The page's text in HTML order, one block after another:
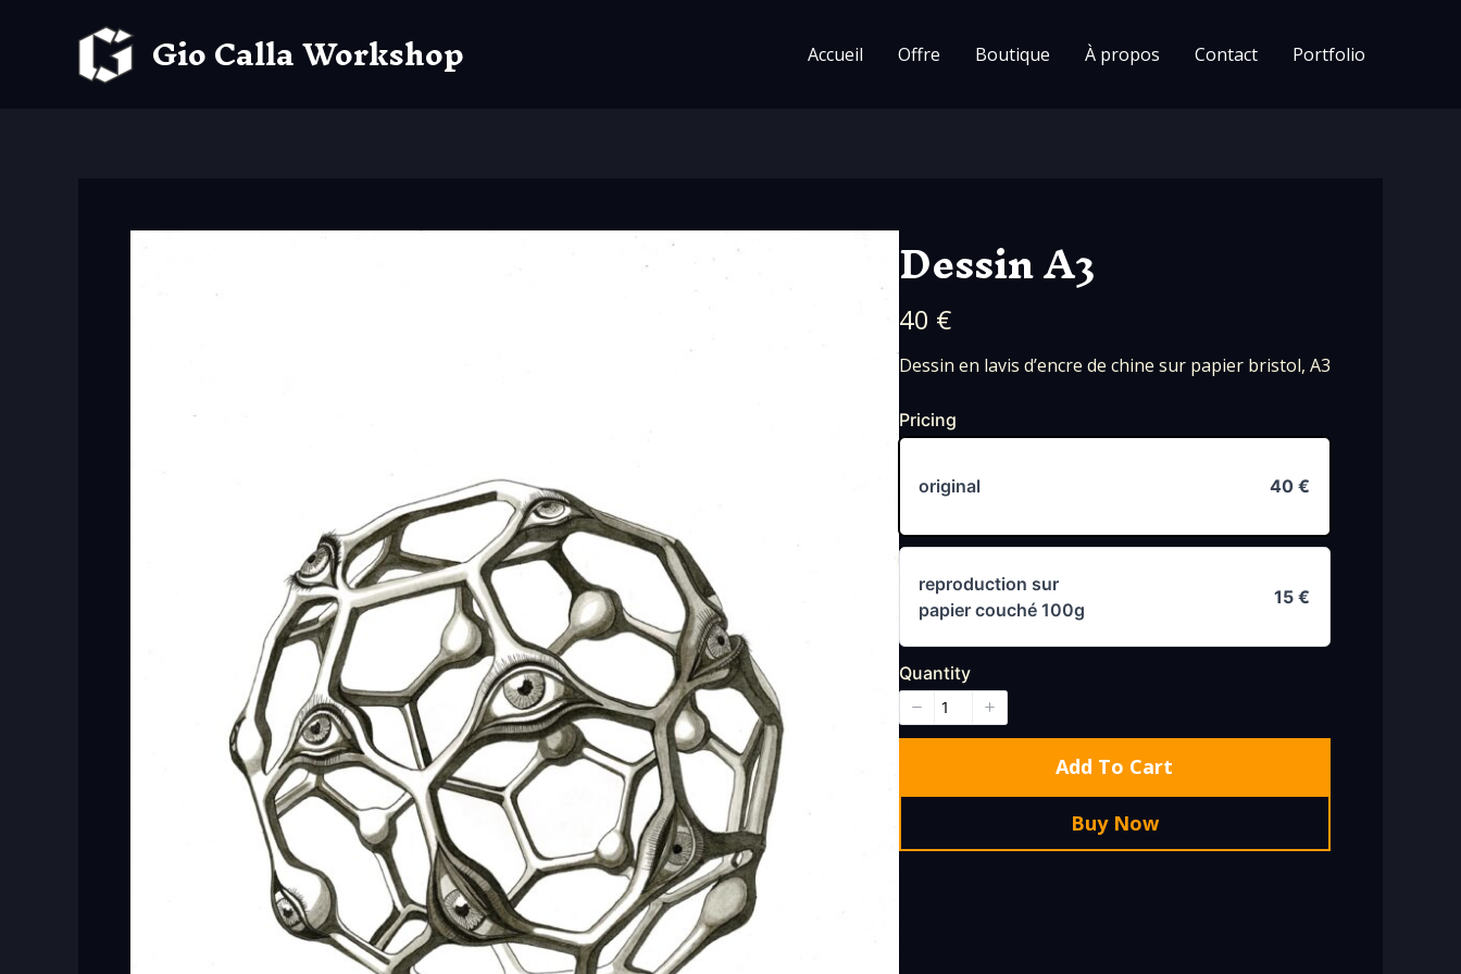
Gio Calla Workshop Accueil Offre Boutique À propos Contact Portfolio
Dessin A3
N
o
40 €
Dessin en lavis d’encre de chine sur papier bristol, A3
Pricing
original 40 €
reproduction sur
papier couché 100g
15 €
Quantity
Add To Cart
Buy Now